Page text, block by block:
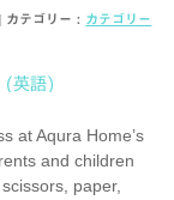
カテゴリー : カテゴリー
(英語)
at Aqura Home’s
and children
paper,